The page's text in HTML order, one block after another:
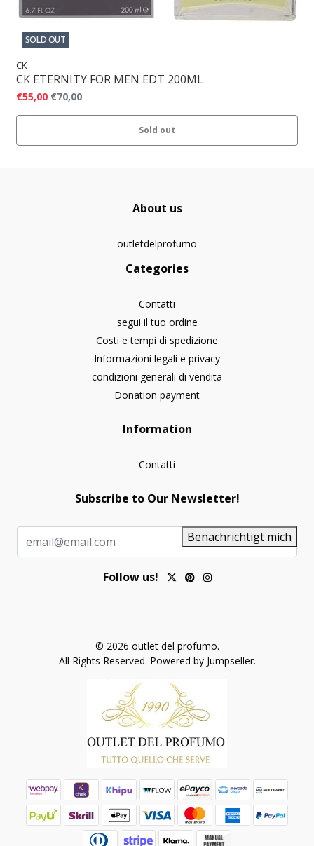
SOLD OUT
CK
CK ETERNITY FOR MEN EDT 200ML
€55,00 €70,00
Sold out
About us
outletdelprofumo
Categories
Contatti
segui il tuo ordine
Costi e tempi di spedizione
Informazioni legali e privacy
condizioni generali di vendita
Donation payment
Information
Contatti
Subscribe to Our Newsletter!
Benachrichtigt mich
Follow us!
© 2026 outlet del profumo.
All Rights Reserved. Powered by Jumpseller.